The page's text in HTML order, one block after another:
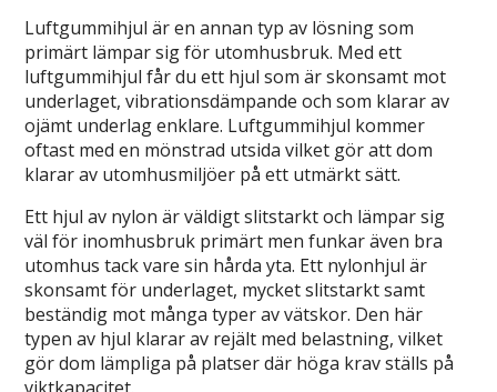
Luftgummihjul är en annan typ av lösning som
primärt lämpar sig för utomhusbruk. Med ett
luftgummihjul får du ett hjul som är skonsamt mot
underlaget, vibrationsdämpande och som klarar av
ojämt underlag enklare. Luftgummihjul kommer
oftast med en mönstrad utsida vilket gör att dom
klarar av utomhusmiljöer på ett utmärkt sätt.
Ett hjul av nylon är väldigt slitstarkt och lämpar sig
väl för inomhusbruk primärt men funkar även bra
utomhus tack vare sin hårda yta. Ett nylonhjul är
skonsamt för underlaget, mycket slitstarkt samt
beständig mot många typer av vätskor. Den här
typen av hjul klarar av rejält med belastning, vilket
gör dom lämpliga på platser där höga krav ställs på